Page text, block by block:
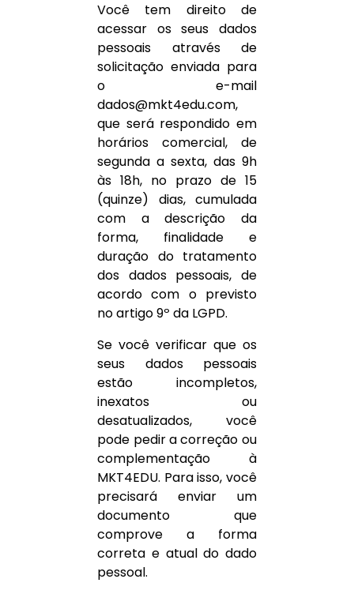
Você tem direito de
acessar os seus dados
pessoais através de
solicitação enviada para
o e-mail
dados@mkt4edu.com,
que será respondido em
horários comercial, de
segunda a sexta, das 9h
às 18h, no prazo de 15
(quinze) dias, cumulada
com a descrição da
forma, finalidade e
duração do tratamento
dos dados pessoais, de
acordo com o previsto
no artigo 9º da LGPD.
Se você verificar que os
seus dados pessoais
estão incompletos,
inexatos ou
desatualizados, você
pode pedir a correção ou
complementação à
MKT4EDU. Para isso, você
precisará enviar um
documento que
comprove a forma
correta e atual do dado
pessoal.